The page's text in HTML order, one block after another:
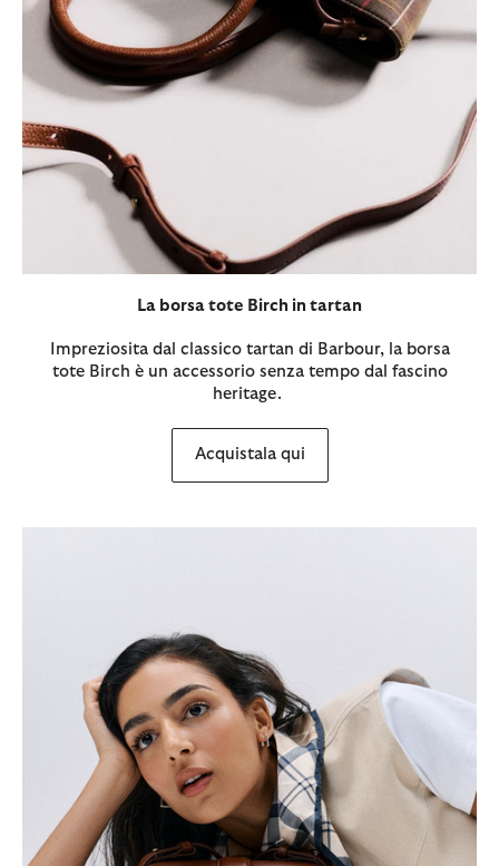
La borsa tote Birch in tartan
Impreziosita dal classico tartan di Barbour, la borsa
tote Birch è un accessorio senza tempo dal fascino
heritage.
Acquistala qui